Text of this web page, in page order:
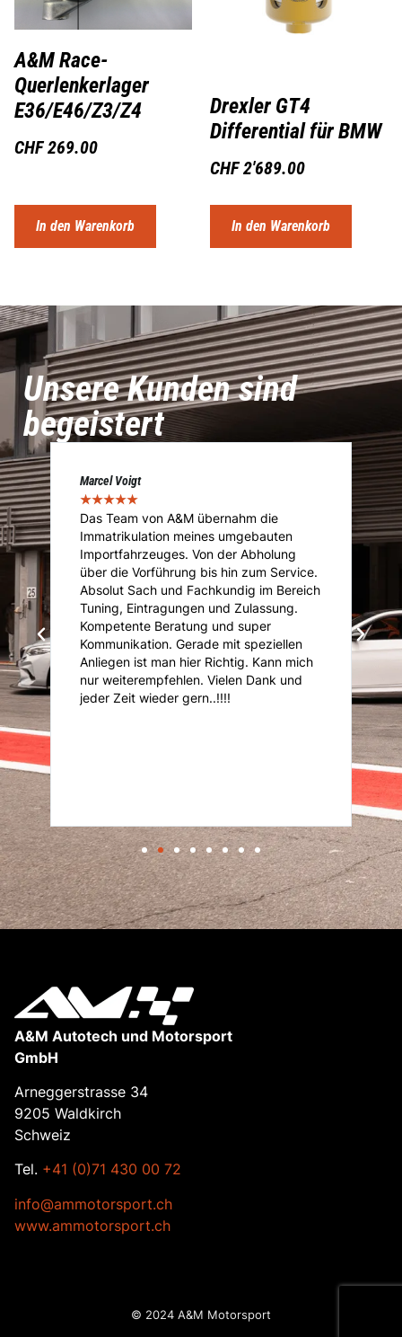
A&M Race-
Querlenkerlager
E36/E46/Z3/Z4
CHF269.00
In den Warenkorb
Drexler GT4
Differential für BMW
CHF2'689.00
In den Warenkorb
Unsere Kunden sind
begeistert
Marcel Voigt
★★★★★
Das Team von A&M übernahm die
Immatrikulation meines umgebauten
Importfahrzeuges. Von der Abholung
über die Vorführung bis hin zum Service.
Absolut Sach und Fachkundig im Bereich
Tuning, Eintragungen und Zulassung.
Kompetente Beratung und super
Kommunikation. Gerade mit speziellen
Anliegen ist man hier Richtig. Kann mich
nur weiterempfehlen. Vielen Dank und
jeder Zeit wieder gern..!!!!
★
A&M Autotech und Motorsport
GmbH
Arneggerstrasse 34
9205 Waldkirch
Schweiz
Tel. +41 (0)71 430 00 72
info@ammotorsport.ch
www.ammotorsport.ch
© 2024 A&M Motorsport